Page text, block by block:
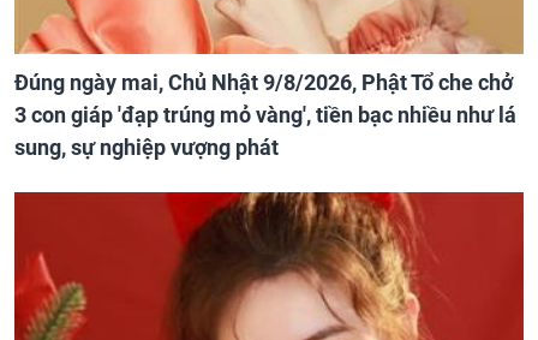
Đúng ngày mai, Chủ Nhật 9/8/2026, Phật Tổ che chở
3 con giáp 'đạp trúng mỏ vàng', tiền bạc nhiều như lá
sung, sự nghiệp vượng phát